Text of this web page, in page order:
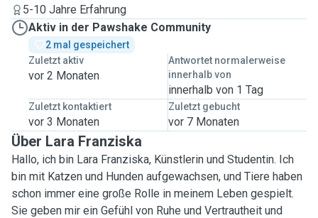
5-10 Jahre Erfahrung
Aktiv in der Pawshake Community
2 mal gespeichert
Zuletzt aktiv
vor 2 Monaten
Antwortet normalerweise
innerhalb von
innerhalb von 1 Tag
Zuletzt kontaktiert
vor 3 Monaten
Zuletzt gebucht
vor 7 Monaten
Über Lara Franziska
Hallo, ich bin Lara Franziska, Künstlerin und Studentin. Ich
bin mit Katzen und Hunden aufgewachsen, und Tiere haben
schon immer eine große Rolle in meinem Leben gespielt.
Sie geben mir ein Gefühl von Ruhe und Vertrautheit und